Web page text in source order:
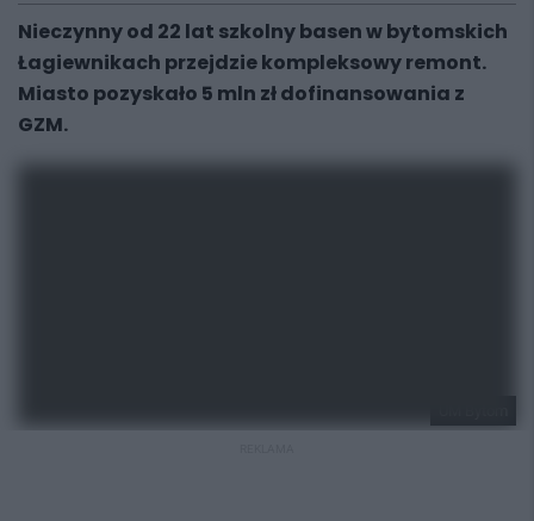
Nieczynny od 22 lat szkolny basen w bytomskich
Łagiewnikach przejdzie kompleksowy remont.
Miasto pozyskało 5 mln zł dofinansowania z
GZM.